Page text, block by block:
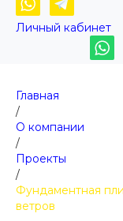
Личный кабинет
Главная
/
О компании
/
Проекты
/
Фундаментная
ветров